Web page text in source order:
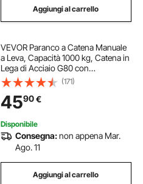
Aggiungi al carrello
VEVOR Paranco a Catena Manuale
a Leva, Capacità 1000 kg, Catena in
Lega di Acciaio G80 con
Sollevamento di 3 m e Freno
Meccanico a Doppio Nottolino,
Ganci Rotanti, per Magazzino
Garage
(171)
4590€
Disponibile
Consegna:non appena Mar.
Ago. 11
Aggiungi al carrello